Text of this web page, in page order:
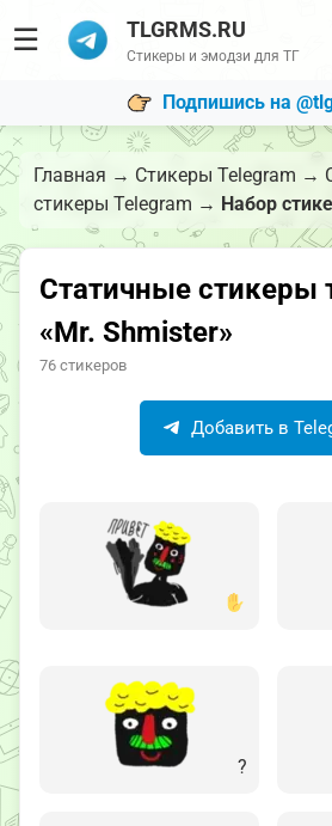
☰ TLGRMS.RU
Стикеры и эмодзи для ТГ
Подпишись на
Главная → Стикеры Telegram →
стикеры Telegram → Набор
Статичные стикеры
«Mr. Shmister»
76 стикеров
Добавить в
?